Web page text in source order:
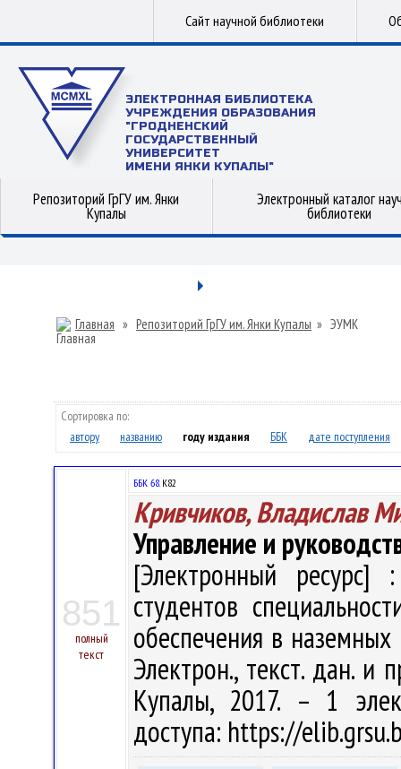
Сайт научной библиотеки
ЭЛЕКТРОННАЯ БИБЛИОТЕКА
УЧРЕЖДЕНИЯ ОБРАЗОВАНИЯ
"ГРОДНЕНСКИЙ
ГОСУДАРСТВЕННЫЙ
УНИВЕРСИТЕТ
ИМЕНИ ЯНКИ КУПАЛЫ"
Репозиторий ГрГУ им. Янки
Купалы
Электронный каталог
библиотеки
Главная » Репозиторий ГрГУ им. Янки Купалы » ЭУМК
Сортировка по:
автору
названию году издания ББК дате поступления
851
полный
текст
ББК 68.К82
Кривчиков, Владислав
Управление и
[Электронный ресурс]
студентов
обеспечения в
Электрон., текст. дан. и
Купалы, 2017. – 1
доступа: https://